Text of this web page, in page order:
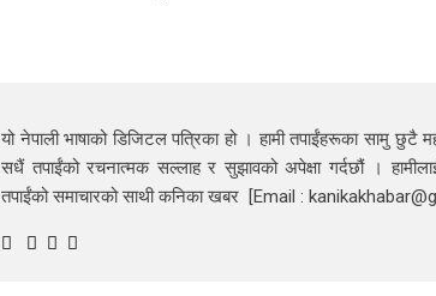
यो नेपाली भाषाको डिजिटल पत्रिका हो । हामी तपाईंहरूका सामु छुटै
सधैं तपाईंको रचनात्मक सल्लाह र सुझावको अपेक्षा गर्दछौं ।
तपाईंको समाचारको साथी कनिका खबर [Email :